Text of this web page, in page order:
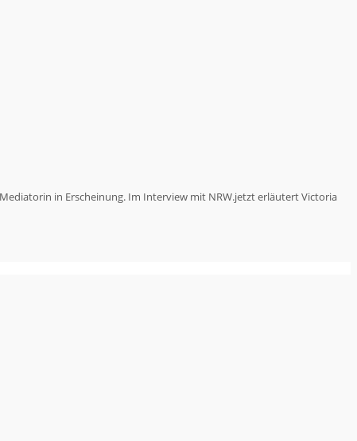
in Erscheinung. Im Interview mit NRW.jetzt erläutert Victoria